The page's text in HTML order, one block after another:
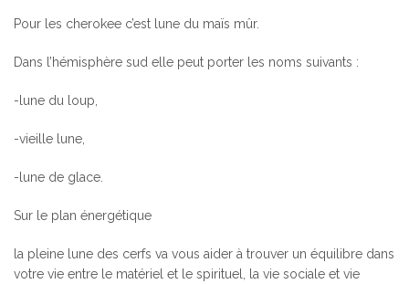
Pour les cherokee c’est lune du maïs mûr.
Dans l’hémisphère sud elle peut porter les noms suivants :
-lune du loup,
-vieille lune,
-lune de glace.
Sur le plan énergétique
la pleine lune des cerfs va vous aider à trouver un équilibre dans
votre vie entre le matériel et le spirituel, la vie sociale et vie